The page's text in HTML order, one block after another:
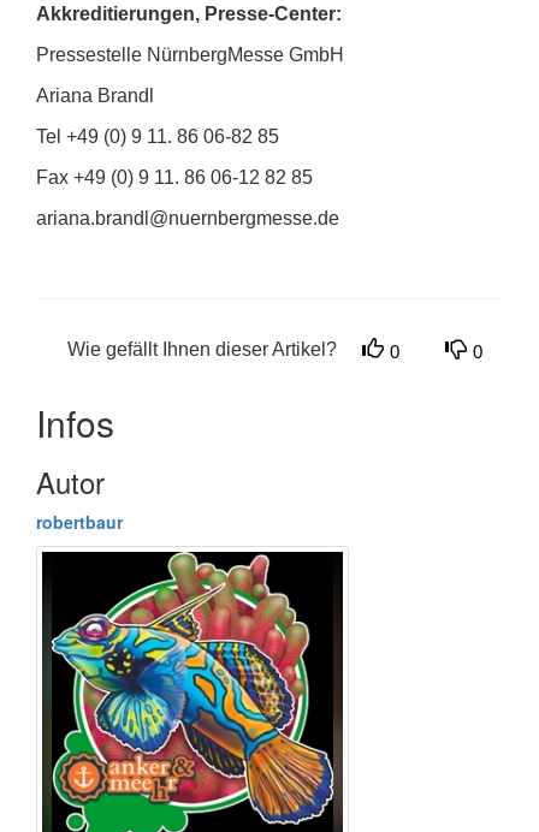
Akkreditierungen, Presse-Center:
Pressestelle NürnbergMesse GmbH
Ariana Brandl
Tel +49 (0) 9 11. 86 06-82 85
Fax +49 (0) 9 11. 86 06-12 82 85
ariana.brandl@nuernbergmesse.de
Wie gefällt Ihnen dieser Artikel? 0 0
Infos
Autor
robertbaur